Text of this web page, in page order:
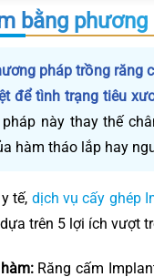
Lưới Titan tháo
Khung kim loại
Nền nhựa cứng bán
Đệm hàm mềm toàn
Đệm hàm cứng toàn
bằng
pháp trồng răng
để tình trạng tiêu
này thay thế
hàm tháo lắp hay
tế, dịch vụ cấy ghép
dựa trên 5 lợi ích vượt
Răng cấm